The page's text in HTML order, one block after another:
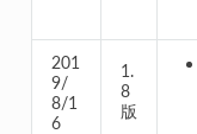
201
9/
8/1
6
1.
8
版